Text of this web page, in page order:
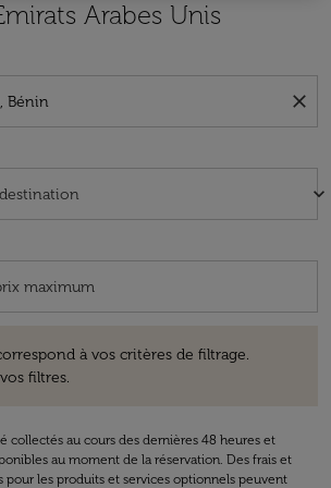
Arabes Unis
close
keyboard_arrow_down
à vos critères de filtrage.
filtres.
collectés au cours des dernières 48 heures et
au moment de la réservation. Des frais et
pour les produits et services optionnels peuvent